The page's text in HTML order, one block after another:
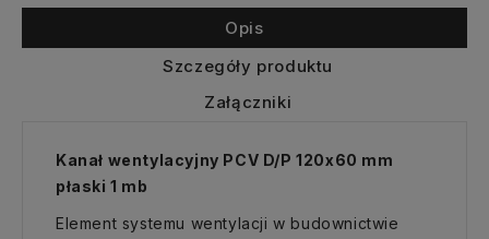
Opis
Szczegóły produktu
Załączniki
Kanał wentylacyjny PCV D/P 120x60 mm
płaski 1 mb
Element systemu wentylacji w budownictwie